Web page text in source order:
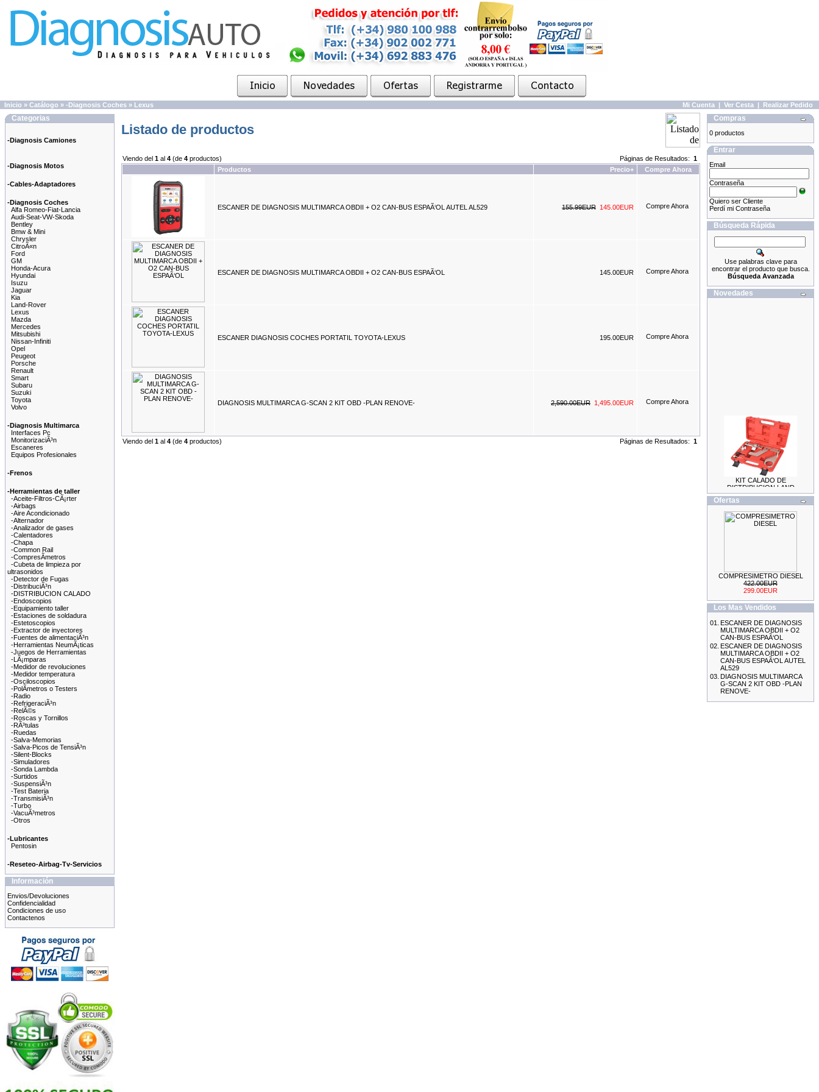
Inicio » Catálogo » -Diagnosis Coches » Lexus Mi Cuenta | Ver Cesta | Realizar Pedido
Categorias
-Diagnosis Camiones
-Diagnosis Motos
-Cables-Adaptadores
-Diagnosis Coches
Alfa Romeo-Fiat-Lancia
Audi-Seat-VW-Skoda
Bentley
Bmw & Mini
Chrysler
CitroÃ«n
Ford
GM
Honda-Acura
Hyundai
Isuzu
Jaguar
Kia
Land-Rover
Lexus
Mazda
Mercedes
Mitsubishi
Nissan-Infiniti
Opel
Peugeot
Porsche
Renault
Smart
Subaru
Suzuki
Toyota
Volvo
-Diagnosis Multimarca
Interfaces Pc
MonitorizaciÃ³n
Escaneres
Equipos Profesionales
-Frenos
-Herramientas de taller
-Aceite-Filtros-CÃ¡rter
-Airbags
-Aire Acondicionado
-Alternador
-Analizador de gases
-Calentadores
-Chapa
-Common Rail
-CompresÃ­metros
-Cubeta de limpieza por
ultrasonidos
-Detector de Fugas
-DistribuciÃ³n
-DISTRIBUCION CALADO
-Endoscopios
-Equipamiento taller
-Estaciones de soldadura
-Estetoscopios
-Extractor de inyectores
-Fuentes de alimentaciÃ³n
-Herramientas NeumÃ¡ticas
-Juegos de Herramientas
-LÃ¡mparas
-Medidor de revoluciones
-Medidor temperatura
-Osciloscopios
-PolÃ­metros o Testers
-Radio
-RefrigeraciÃ³n
-RelÃ©s
-Roscas y Tornillos
-RÃ³tulas
-Ruedas
-Salva-Memorias
-Salva-Picos de TensiÃ³n
-Silent-Blocks
-Simuladores
-Sonda Lambda
-Surtidos
-SuspensiÃ³n
-Test Bateria
-TransmisiÃ³n
-Turbo
-VacuÃ³metros
-Otros
-Lubricantes
Pentosin
-Reseteo-Airbag-Tv-Servicios
Información
Envios/Devoluciones
Confidencialidad
Condiciones de uso
Contactenos
Listado de productos
Viendo del 1 al 4 (de 4 productos) Páginas de Resultados: 1
Productos
Precio+ Compre Ahora
ESCANER DE DIAGNOSIS MULTIMARCA OBDII + O2 CAN-BUS ESPAÃ‘OL AUTEL AL529 155.99EUR 145.00EUR
ESCANER DE DIAGNOSIS MULTIMARCA OBDII + O2 CAN-BUS ESPAÃ‘OL 145.00EUR
ESCANER DIAGNOSIS COCHES PORTATIL TOYOTA-LEXUS 195.00EUR
DIAGNOSIS MULTIMARCA G-SCAN 2 KIT OBD -PLAN RENOVE- 2,590.00EUR 1,495.00EUR
Viendo del 1 al 4 (de 4 productos) Páginas de Resultados: 1
Compras
0 productos
Entrar
Email
Contraseña
Quiero ser Cliente
Perdí mi Contraseña
Búsqueda Rápida
Use palabras clave para
encontrar el producto que busca.
Búsqueda Avanzada
Novedades
KIT CALADO DE
DISTRIBUCION LAND
ROVER / JAGUAR 2.0
69.99EUR
---------
KIT DE CALADO FORD
MOTORES 2.0L
ECOBOOST
69.99EUR
ESCANER DE DIAGNOSIS
MULTIMARCA OBDII + O2
Ofertas
COMPRESIMETRO DIESEL
422.00EUR
299.00EUR
Los Mas Vendidos
01. ESCANER DE DIAGNOSIS
MULTIMARCA OBDII + O2
CAN-BUS ESPAÃ‘OL
02. ESCANER DE DIAGNOSIS
MULTIMARCA OBDII + O2
CAN-BUS ESPAÃ‘OL AUTEL
AL529
03. DIAGNOSIS MULTIMARCA
G-SCAN 2 KIT OBD -PLAN
RENOVE-